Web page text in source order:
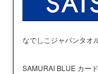
なでしこジャパンタオ
SAMURAI BLUE カー